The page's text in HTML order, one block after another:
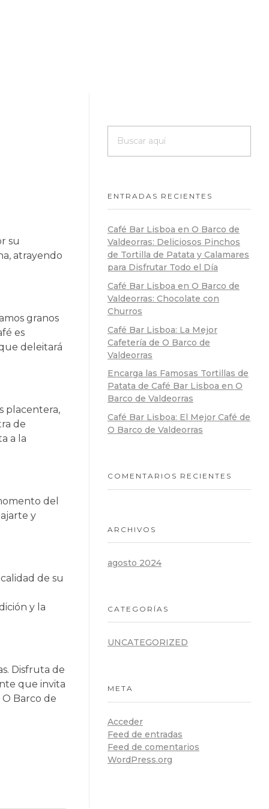
su
atrayendo
granos
es
deleitará
placentera,
de
a la
del
y
de su
y la
Disfruta de
que invita
Barco de
ENTRADAS RECIENTES
Café Bar Lisboa en O Barco de
Valdeorras: Deliciosos Pinchos
de Tortilla de Patata y Calamares
para Disfrutar Todo el Día
Café Bar Lisboa en O Barco de
Valdeorras: Chocolate con
Churros
Café Bar Lisboa: La Mejor
Cafetería de O Barco de
Valdeorras
Encarga las Famosas Tortillas de
Patata de Café Bar Lisboa en O
Barco de Valdeorras
Café Bar Lisboa: El Mejor Café de
O Barco de Valdeorras
COMENTARIOS RECIENTES
ARCHIVOS
agosto 2024
CATEGORÍAS
UNCATEGORIZED
META
Acceder
Feed de entradas
Feed de comentarios
WordPress.org